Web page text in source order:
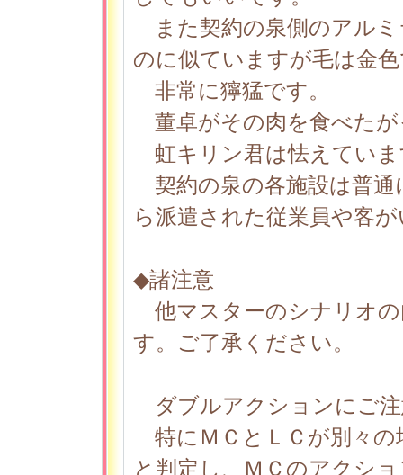
また契約の泉側のアル
のに似ていますが毛は金
非常に獰猛です。
董卓がその肉を食べたが
虹キリン君は怯えていま
契約の泉の各施設は普通
ら派遣された従業員や客
◆諸注意
他マスターのシナリオ
す。ご了承ください。
ダブルアクションにご
特にＭＣとＬＣが別々の
と判定し、ＭＣのアクシ